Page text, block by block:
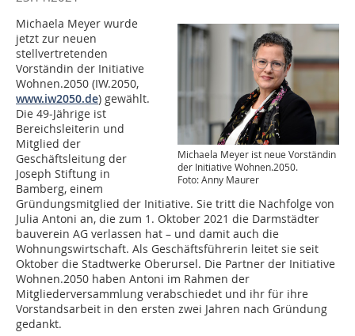
Michaela Meyer ist neue Vorständin
der Initiative Wohnen.2050.
Foto: Anny Maurer
Michaela Meyer wurde
jetzt zur neuen
stellvertretenden
Vorständin der Initiative
Wohnen.2050 (IW.2050,
www.iw2050.de) gewählt.
Die 49-Jährige ist
Bereichsleiterin und
Mitglied der
Geschäftsleitung der
Joseph Stiftung in
Bamberg, einem
Gründungsmitglied der Initiative. Sie tritt die Nachfolge von
Julia Antoni an, die zum 1. Oktober 2021 die Darmstädter
bauverein AG verlassen hat – und damit auch die
Wohnungswirtschaft. Als Geschäftsführerin leitet sie seit
Oktober die Stadtwerke Oberursel. Die Partner der Initiative
Wohnen.2050 haben Antoni im Rahmen der
Mitgliederversammlung verabschiedet und ihr für ihre
Vorstandsarbeit in den ersten zwei Jahren nach Gründung
gedankt.